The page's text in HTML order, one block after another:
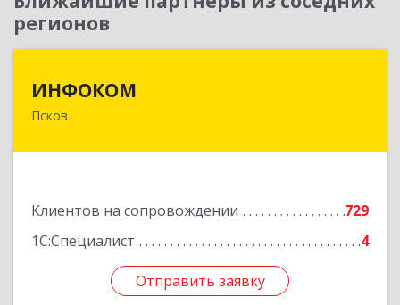
регионов
ИНФОКОМ
Псков
Клиентов на сопровождении
729
1С:Специалист
4
Отправить заявку
180000, Псковская обл, Псков г, Советская ул,
Отправить заявку